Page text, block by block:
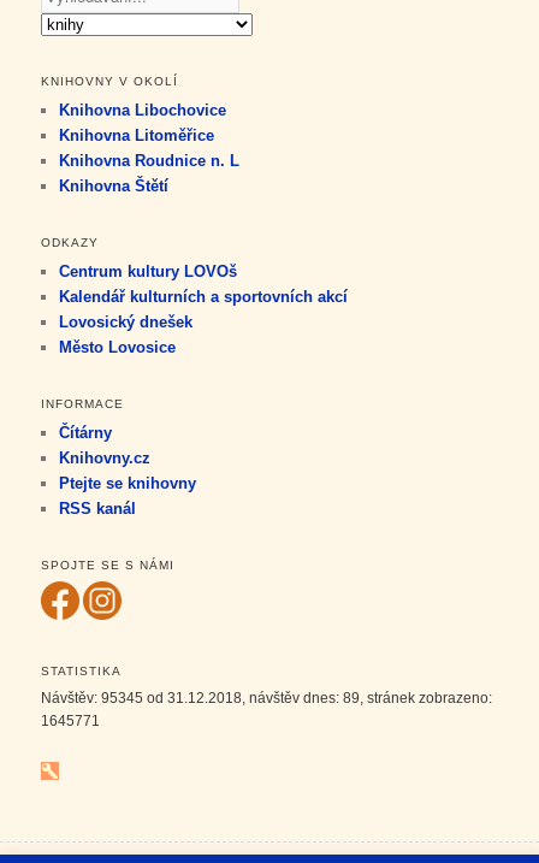
KNIHOVNY V OKOLÍ
Knihovna Libochovice
Knihovna Litoměřice
Knihovna Roudnice n. L
Knihovna Štětí
ODKAZY
Centrum kultury LOVOš
Kalendář kulturních a sportovních akcí
Lovosický dnešek
Město Lovosice
INFORMACE
Čítárny
Knihovny.cz
Ptejte se knihovny
RSS kanál
SPOJTE SE S NÁMI
STATISTIKA
Návštěv:95345 od 31.12.2018, návštěv dnes:89 , stránek zobrazeno:
1645771